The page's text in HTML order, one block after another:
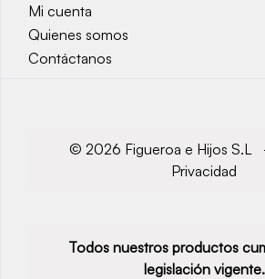
Mi cuenta
Quienes somos
Contáctanos
© 2026 Figueroa e Hijos S.L
Privacidad
Todos nuestros productos
legislación vigente.